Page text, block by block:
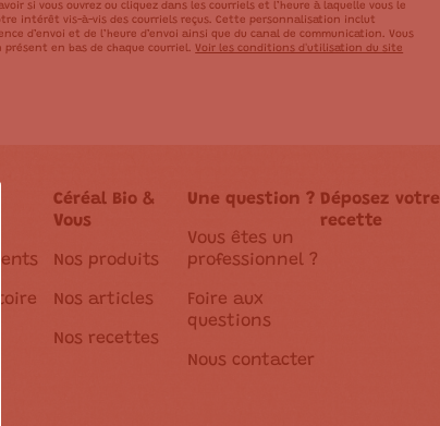
si vous ouvrez ou cliquez dans les courriels et l’heure à laquelle vous le
intérêt vis-à-vis des courriels reçus. Cette personnalisation inclut
d’envoi et de l’heure d’envoi ainsi que du canal de communication. Vous
en bas de chaque courriel.Voir les conditions d'utilisation du site
Céréal Bio &
Vous
Nos produits
Nos articles
Nos recettes
Une question ?
Vous êtes un
professionnel ?
Foire aux
questions
Nous contacter
Déposez votre
recette